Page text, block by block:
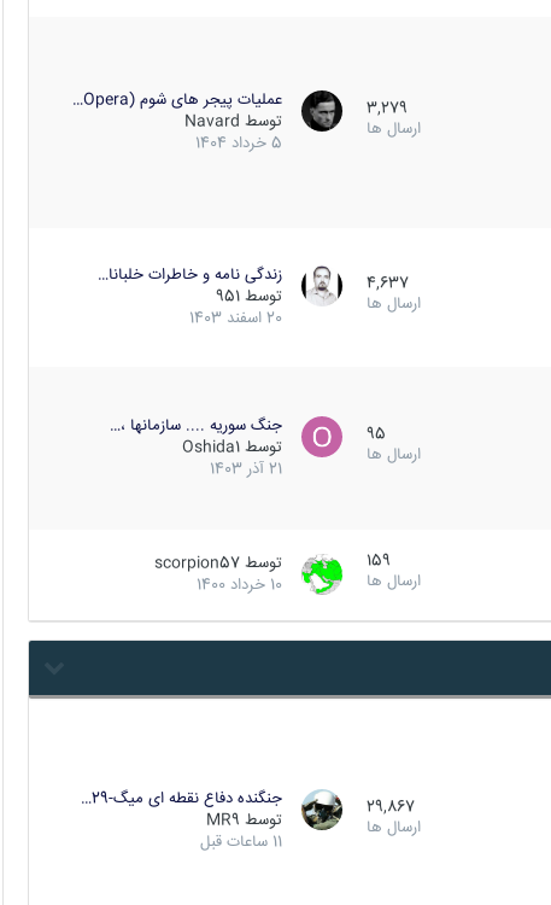
3,279
ارسال ها
عملیات پیجر های شوم (Opera…
توسط Navard
5 خرداد 1404
4,637
ارسال ها
زندگی نامه و خاطرات خلبانا…
توسط 951
20 اسفند 1403
95
ارسال ها
جنگ سوریه .... سازمانها ،…
توسط Oshida1
21 آذر 1403
159
ارسال ها
توسط scorpion57
10 خرداد 1400
29,867
ارسال ها
جنگنده دفاع نقطه ای میگ-29…
توسط MR9
11 ساعات قبل